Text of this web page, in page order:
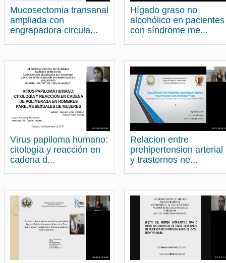
Mucosectomia transanal
ampliada con
engrapadora circula...
Hígado graso no
alcohólico en pacientes
con síndrome me...
Virus papiloma humano:
citología y reacción en
cadena d...
Relacion entre
prehipertension arterial
y trastornos ne...